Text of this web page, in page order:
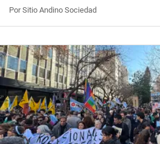
Por Sitio Andino Sociedad